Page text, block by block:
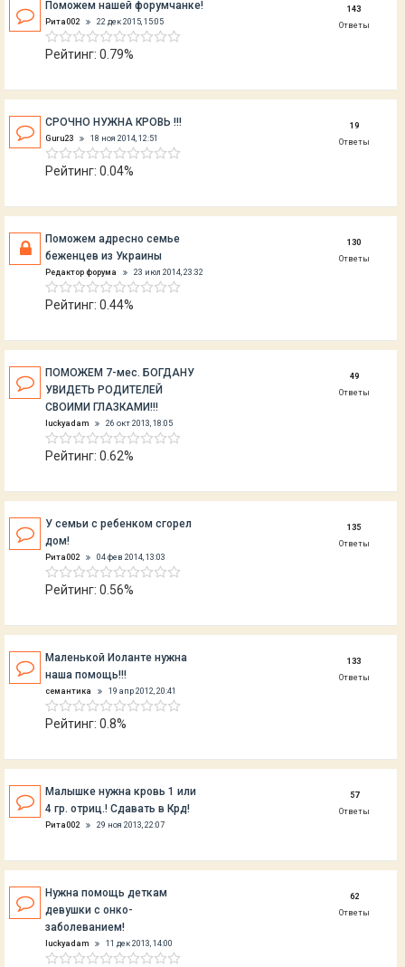
Поможем нашей форумчанке!
Рита002 22 дек 2015, 15:05
Рейтинг: 0.79%
143
Ответы
СРОЧНО НУЖНА КРОВЬ !!!
Guru23 18 ноя 2014, 12:51
Рейтинг: 0.04%
19
Ответы
Поможем адресно семье
беженцев из Украины
Редактор форума 23 июл 2014, 23:32
Рейтинг: 0.44%
130
Ответы
ПОМОЖЕМ 7-мес. БОГДАНУ
УВИДЕТЬ РОДИТЕЛЕЙ
СВОИМИ ГЛАЗКАМИ!!!
luckyadam 26 окт 2013, 18:05
Рейтинг: 0.62%
49
Ответы
У семьи с ребенком сгорел
дом!
Рита002 04 фев 2014, 13:03
Рейтинг: 0.56%
135
Ответы
Маленькой Иоланте нужна
наша помощь!!!
семантика 19 апр 2012, 20:41
Рейтинг: 0.8%
133
Ответы
Малышке нужна кровь 1 или
4 гр. отриц.! Сдавать в Крд!
Рита002 29 ноя 2013, 22:07
57
Ответы
Нужна помощь деткам
девушки с онко-
заболеванием!
luckyadam 11 дек 2013, 14:00
62
Ответы